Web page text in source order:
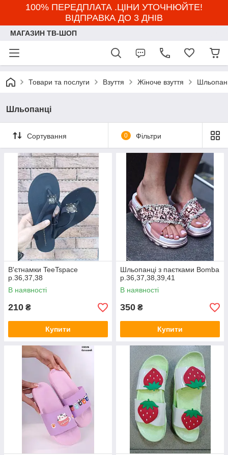
100% ПЕРЕДПЛАТА .ЦІНИ УТОЧНЮЙТЕ!
ВІДПРАВКА ДО 3 ДНІВ
МАГАЗИН ТВ-ШОП
Товари та послуги Взуття Жіноче взуття
Шльопанці
Сортування 0 Фільтри
В'єтнамки TeeTspace
р.36,37,38
В наявності
210 ₴
Купити
Шльопанці з паєтками Bomba
р.36,37,38,39,41
В наявності
350 ₴
Купити